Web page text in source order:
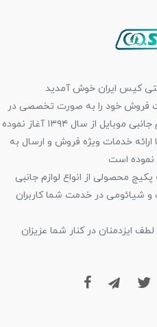
کیس ایران خوش آمدید
فروش خود را به صورت تخصصی در
زمینه فروش لوازم جانبی موبایل از سال ۱۳۹۴ آغاز نموده
ارائه خدمات ویژه فروش و ارسال به
نموده است
پکیج محصولی از انواع لوازم جانبی
شیائومی در خدمت شما کاربران
ایزدمنان در کنار شما عزیزان